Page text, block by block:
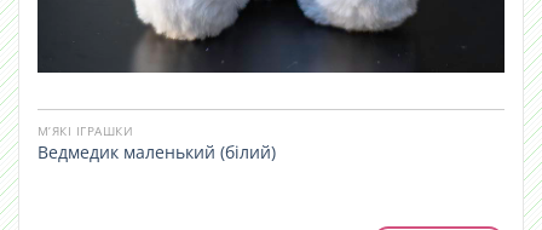
М’ЯКІ ІГРАШКИ
Ведмедик маленький (білий)